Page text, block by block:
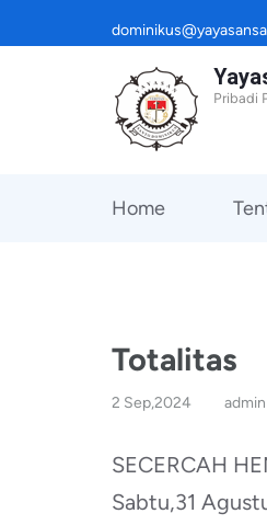
ke
Pribadi
Home
Totalitas
2 Sep,2024 admin
SECERCAH
Sabtu,31